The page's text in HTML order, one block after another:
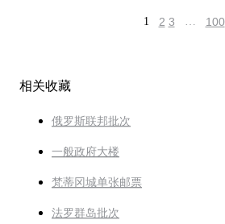
1 2 3 … 100
相关收藏
俄罗斯联邦批次
一般政府大楼
梵蒂冈城单张邮票
法罗群岛批次